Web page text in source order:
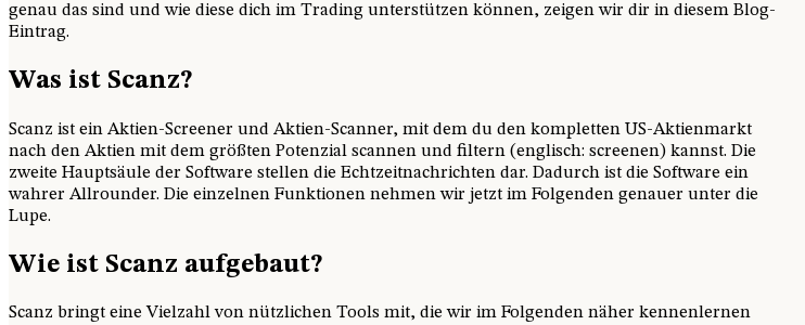
genau das sind und wie diese dich im Trading unterstützen können, zeigen wir dir in diesem Blog-
Eintrag.
Was ist Scanz?
Scanz ist ein Aktien-Screener und Aktien-Scanner, mit dem du den kompletten US-Aktienmarkt
nach den Aktien mit dem größten Potenzial scannen und filtern (englisch: screenen) kannst. Die
zweite Hauptsäule der Software stellen die Echtzeitnachrichten dar. Dadurch ist die Software ein
wahrer Allrounder. Die einzelnen Funktionen nehmen wir jetzt im Folgenden genauer unter die
Lupe.
Wie ist Scanz aufgebaut?
Scanz bringt eine Vielzahl von nützlichen Tools mit, die wir im Folgenden näher kennenlernen